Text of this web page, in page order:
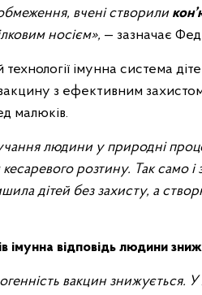
вчені створили
носієм», — зазначає
технології імунна система
вакцину з ефективним
малюків.
людини у природні
розтину. Так само
дітей без захисту, а
імунна відповідь людини
вакцин знижується.